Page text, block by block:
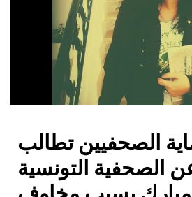
الصحفيين تطالب
الصحفية التونسية